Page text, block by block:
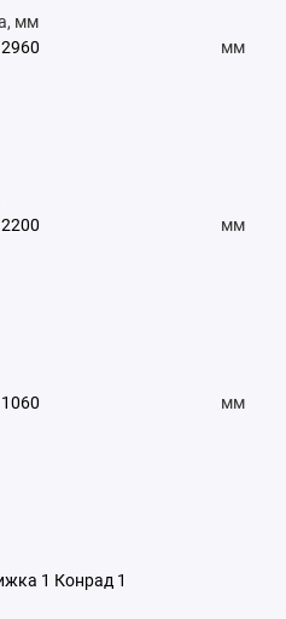
мм
мм
мм
мм
1 Конрад 1